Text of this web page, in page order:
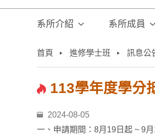
系所介紹 系所成員
首頁 進修學士班 訊息公
113學年度學分
2024-08-05
一、申請期間：8月19日起 ~ 9